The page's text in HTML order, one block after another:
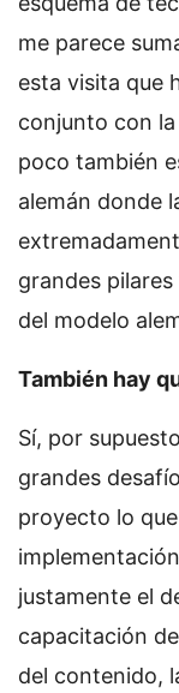
me parece
esta visita que
conjunto con
poco también
alemán donde
grandes
del modelo
También hay
Sí, por
grandes
proyecto lo
justamente el
capacitación
del contenido,